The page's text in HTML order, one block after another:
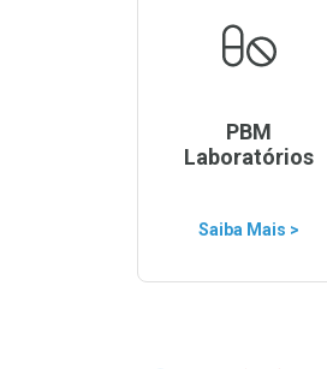
PBM
Laboratórios
Saiba Mais >